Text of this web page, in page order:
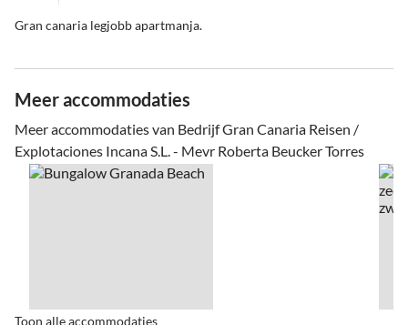
Gran canaria legjobb apartmanja.
Meer accommodaties
Meer accommodaties van Bedrijf Gran Canaria Reisen /
Explotaciones Incana S.L. - Mevr Roberta Beucker Torres
Toon alle accommodaties